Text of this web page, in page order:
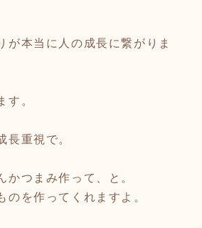
が本当に人の成長に繋がりま
す。
長重視で。
かつまみ作って、と。
のを作ってくれますよ。